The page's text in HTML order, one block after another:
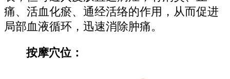
痛、活血化瘀、通经活络的作用，从而促进
局部血液循环，迅速消除肿痛。
按摩穴位：